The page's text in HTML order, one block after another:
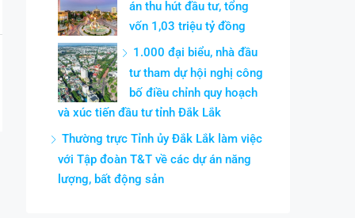
án thu hút đầu tư, tổng
vốn 1,03 triệu tỷ đồng
1.000 đại biểu, nhà đầu
tư tham dự hội nghị công
bố điều chỉnh quy hoạch
và xúc tiến đầu tư tỉnh Đắk Lắk
Thường trực Tỉnh ủy Đắk Lắk làm việc
với Tập đoàn T&T về các dự án năng
lượng, bất động sản